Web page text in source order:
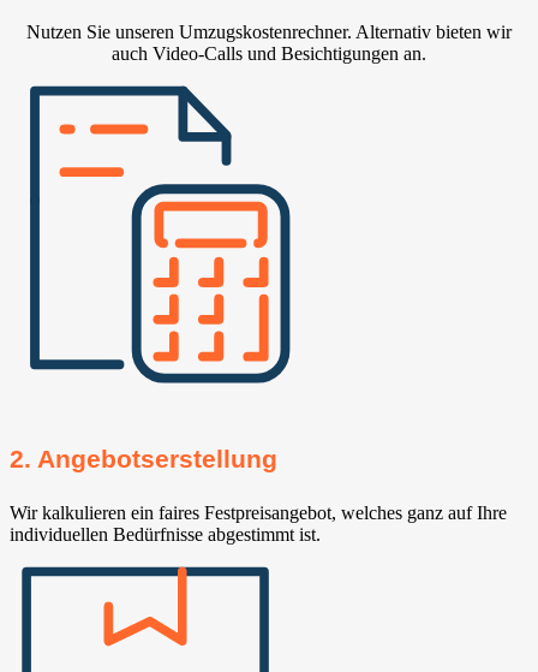
Nutzen Sie unseren Umzugskostenrechner. Alternativ bieten wir
auch Video-Calls und Besichtigungen an.
2. Angebotserstellung
Wir kalkulieren ein faires Festpreisangebot, welches ganz auf Ihre
individuellen Bedürfnisse abgestimmt ist.